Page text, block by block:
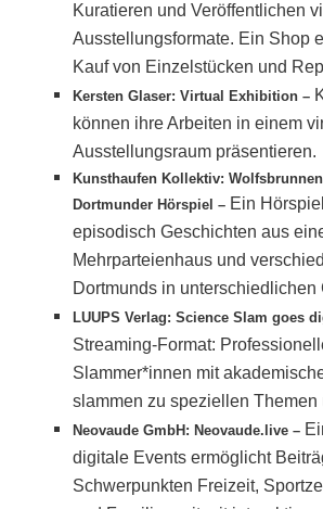
Kuratieren und Veröffentlichen
Ausstellungsformate. Ein Shop
Kauf von Einzelstücken und
Kersten Glaser: Virtual Exhibition –
können ihre Arbeiten in einem
Ausstellungsraum präsentieren.
Kunsthaufen Kollektiv:
Dortmunder Hörspiel – Ein
episodisch Geschichten aus
Mehrparteienhaus und
Dortmunds in unterschiedlichen
LUUPS Verlag: Science Slam goes
Streaming-Format:
Slammer*innen mit
slammen zu speziellen Themen
Neovaude GmbH: Neovaude.live –
digitale Events ermöglicht
Schwerpunkten Freizeit,